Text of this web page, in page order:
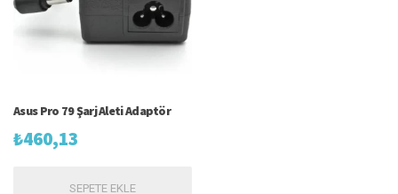
Asus Pro 79 Şarj Aleti Adaptör
₺460,13
SEPETE EKLE